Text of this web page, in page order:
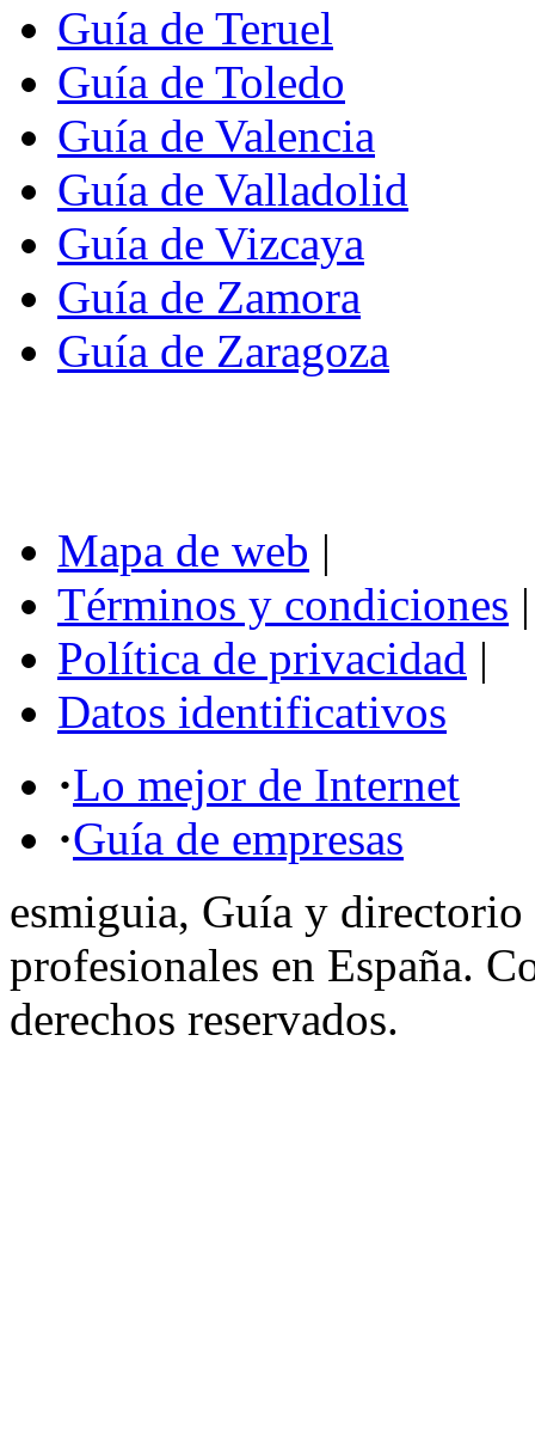
Guía de Teruel
Guía de Toledo
Guía de Valencia
Guía de Valladolid
Guía de Vizcaya
Guía de Zamora
Guía de Zaragoza
Mapa de web |
Términos y condiciones |
Política de privacidad |
Datos identificativos
·Lo mejor de Internet
·Guía de empresas
esmiguia, Guía y directorio
profesionales en España.
derechos reservados.